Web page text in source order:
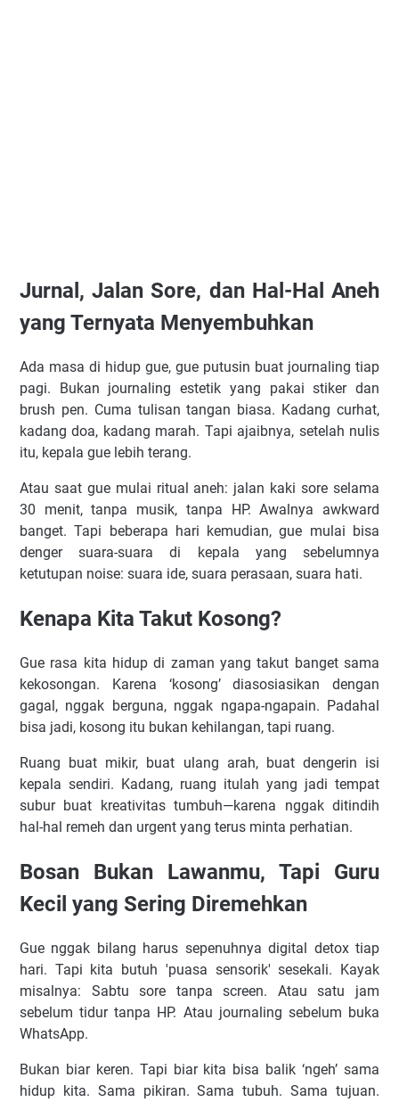
Jurnal, Jalan Sore, dan Hal-Hal Aneh
yang Ternyata Menyembuhkan
Ada masa di hidup gue, gue putusin buat journaling tiap
pagi. Bukan journaling estetik yang pakai stiker dan
brush pen. Cuma tulisan tangan biasa. Kadang curhat,
kadang doa, kadang marah. Tapi ajaibnya, setelah nulis
itu, kepala gue lebih terang.
Atau saat gue mulai ritual aneh: jalan kaki sore selama
30 menit, tanpa musik, tanpa HP. Awalnya awkward
banget. Tapi beberapa hari kemudian, gue mulai bisa
denger suara-suara di kepala yang sebelumnya
ketutupan noise: suara ide, suara perasaan, suara hati.
Kenapa Kita Takut Kosong?
Gue rasa kita hidup di zaman yang takut banget sama
kekosongan. Karena ‘kosong’ diasosiasikan dengan
gagal, nggak berguna, nggak ngapa-ngapain. Padahal
bisa jadi, kosong itu bukan kehilangan, tapi ruang.
Ruang buat mikir, buat ulang arah, buat dengerin isi
kepala sendiri. Kadang, ruang itulah yang jadi tempat
subur buat kreativitas tumbuh—karena nggak ditindih
hal-hal remeh dan urgent yang terus minta perhatian.
Bosan Bukan Lawanmu, Tapi Guru
Kecil yang Sering Diremehkan
Gue nggak bilang harus sepenuhnya digital detox tiap
hari. Tapi kita butuh 'puasa sensorik' sesekali. Kayak
misalnya: Sabtu sore tanpa screen. Atau satu jam
sebelum tidur tanpa HP. Atau journaling sebelum buka
WhatsApp.
Bukan biar keren. Tapi biar kita bisa balik ‘ngeh’ sama
hidup kita. Sama pikiran. Sama tubuh. Sama tujuan.